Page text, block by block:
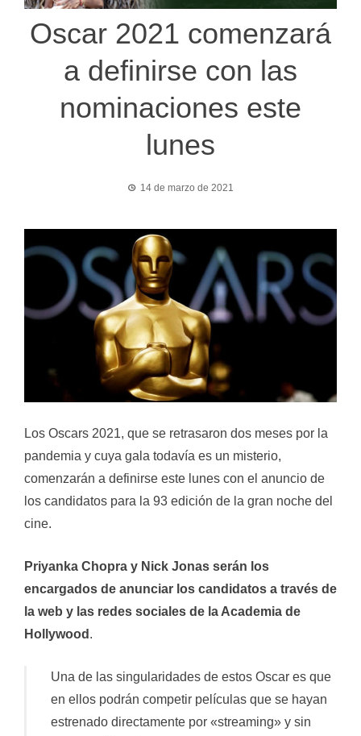
Oscar 2021 comenzará
a definirse con las
nominaciones este
lunes
14 de marzo de 2021
Los Oscars 2021, que se retrasaron dos meses por la
pandemia y cuya gala todavía es un misterio,
comenzarán a definirse este lunes con el anuncio de
los candidatos para la 93 edición de la gran noche del
cine.
Priyanka Chopra y Nick Jonas serán los
encargados de anunciar los candidatos a través de
la web y las redes sociales de la Academia de
Hollywood .
Una de las singularidades de estos Oscar es que
en ellos podrán competir películas que se hayan
estrenado directamente por «streaming» y sin